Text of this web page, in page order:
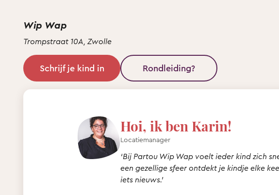
Wip Wap
Trompstraat 10A, Zwolle
Schrijf je kind in Rondleiding?
Hoi, ik ben Karin!
Locatiemanager
‘Bij Partou Wip Wap voelt ieder kind zich
een gezellige sfeer ontdekt je kindje elke
iets nieuws.’